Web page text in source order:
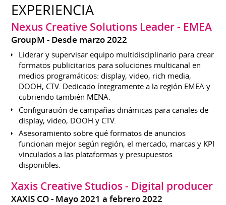
EXPERIENCIA
Nexus Creative Solutions Leader - EMEA
GroupM Desde marzo 2022
Liderar y supervisar equipo multidisciplinario para crear
formatos publicitarios para soluciones multicanal en
medios programáticos: display, video, rich media,
DOOH, CTV. Dedicado íntegramente a la región EMEA y
cubriendo también MENA.
Configuración de campañas dinámicas para canales de
display, video, DOOH y CTV.
Asesoramiento sobre qué formatos de anuncios
funcionan mejor según región, el mercado, marcas y KPI
vinculados a las plataformas y presupuestos
disponibles.
Xaxis Creative Studios - Digital producer
XAXIS CO Mayo 2021 a febrero 2022